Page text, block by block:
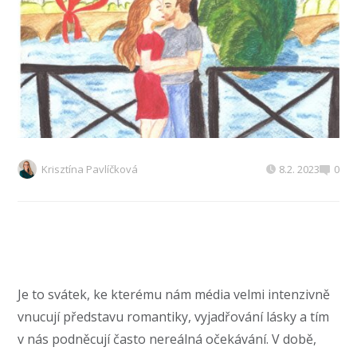
Krisztína Pavlíčková 8.2. 2023 0
Je to svátek, ke kterému nám média velmi intenzivně
vnucují představu romantiky, vyjadřování lásky a tím
v nás podněcují často nereálná očekávání. V době,